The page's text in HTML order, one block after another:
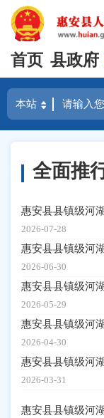
首页 县政府
全面推
惠安县县镇级河
2026-07-28
惠安县县镇级河
2026-06-30
惠安县县镇级河
2026-05-29
惠安县县镇级河
2026-04-30
惠安县县镇级河
2026-03-31
惠安县县镇级河